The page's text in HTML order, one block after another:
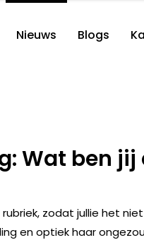
Nieuws Blogs
Wat ben
zodat jullie het
en optiek haar